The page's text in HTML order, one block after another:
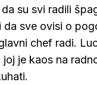
su svi radili
da sve ovisi o
chef radi.
joj je kaos na